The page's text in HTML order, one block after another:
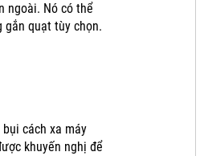
ngoài. Nó có thể
gắn quạt tùy chọn.
cách xa máy
khuyến nghị để